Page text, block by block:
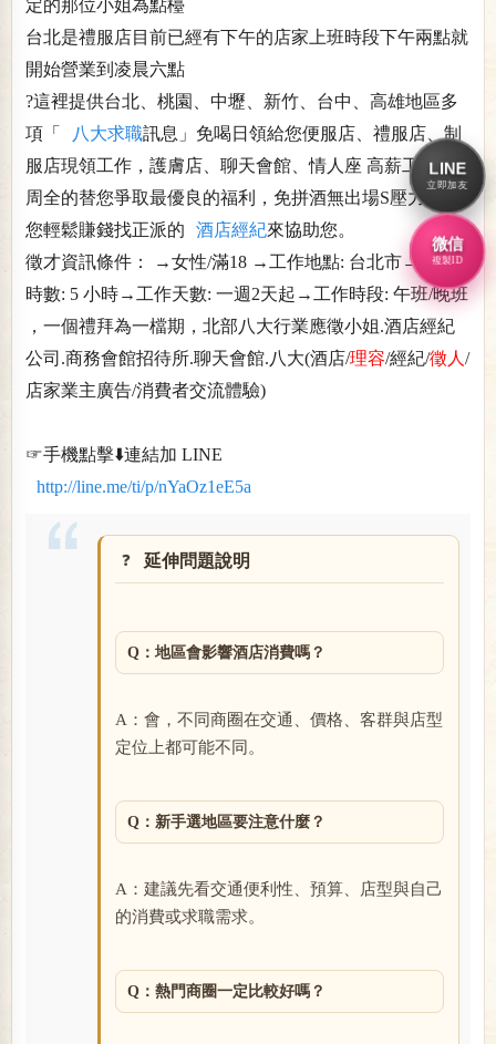
定的那位小姐為點檯
台北是禮服店目前已經有下午的店家上班時段下午兩點就
開始營業到凌晨六點
?這裡提供台北、桃園、中壢、新竹、台中、高雄地區多
項「
八大求職訊息」免喝日領給您便服店、禮服店、制
服店現領工作，護膚店、聊天會館、情人座 高薪工作，
周全的替您爭取最優良的福利，免拼酒無出場S壓力，讓
您輕鬆賺錢找正派的
酒店經紀來協助您。
徵才資訊條件： →女性/滿18 →工作地點: 台北市→工作
時數: 5 小時→工作天數: 一週2天起→工作時段: 午班/晚班
，一個禮拜為一檔期，北部八大行業應徵小姐.酒店經紀
公司.商務會館招待所.聊天會館.八大(酒店/理容/經紀/徵人 /
店家業主廣告/消費者交流體驗)
☞手機點擊⬇️連結加 LINE
http://line.me/ti/p/nYaOz1eE5a
延伸問題說明
Q：地區會影響酒店消費嗎？
A：會，不同商圈在交通、價格、客群與店型
定位上都可能不同。
Q：新手選地區要注意什麼？
A：建議先看交通便利性、預算、店型與自己
的消費或求職需求。
Q：熱門商圈一定比較好嗎？
LINE
立即加友
微信
複製ID